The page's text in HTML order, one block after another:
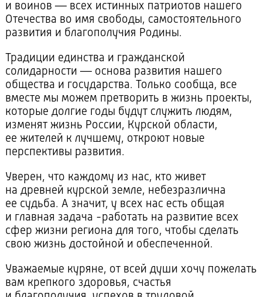
и воинов — всех истинных патриотов нашего
Отечества во имя свободы, самостоятельного
развития и благополучия Родины.
Традиции единства и гражданской
солидарности — основа развития нашего
общества и государства. Только сообща, все
вместе мы можем претворить в жизнь проекты,
которые долгие годы будут служить людям,
изменят жизнь России, Курской области,
ее жителей к лучшему, откроют новые
перспективы развития.
Уверен, что каждому из нас, кто живет
на древней курской земле, небезразлична
ее судьба. А значит, у всех нас есть общая
и главная задача -работать на развитие всех
сфер жизни региона для того, чтобы сделать
свою жизнь достойной и обеспеченной.
Уважаемые куряне, от всей души хочу пожелать
вам крепкого здоровья, счастья